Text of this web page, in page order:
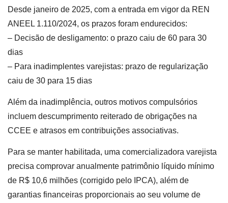
Desde janeiro de 2025, com a entrada em vigor da REN
ANEEL 1.110/2024, os prazos foram endurecidos:
– Decisão de desligamento: o prazo caiu de 60 para 30
dias
– Para inadimplentes varejistas: prazo de regularização
caiu de 30 para 15 dias
Além da inadimplência, outros motivos compulsórios
incluem descumprimento reiterado de obrigações na
CCEE e atrasos em contribuições associativas.
Para se manter habilitada, uma comercializadora varejista
precisa comprovar anualmente patrimônio líquido mínimo
de R$ 10,6 milhões (corrigido pelo IPCA), além de
garantias financeiras proporcionais ao seu volume de